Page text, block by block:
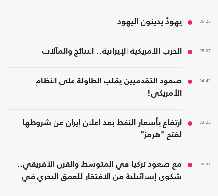
05:25 يهودٌ يدينون اليهود
05:07 الحرب الأمريكية الإيرانية.. النتائج والمآلات
04:42
صعود التقدميين يقلب الطاولة على النظام
الأمريكي!
03:23
ارتفاع بأسعار النفط بعد إعلان إيران عن شروطها
لفتح "هرمز"
00:31
مع صعود تركيا في المتوسط والقرن الأفريقي..
شكوى إسرائيلية من الافتقار للعمق البحري في